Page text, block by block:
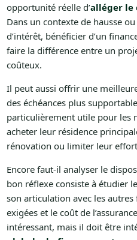
opportunité réelle d’alléger le
Dans un contexte de hausse
d’intérêt, bénéficier d’un
faire la différence entre un
coûteux.
Il peut aussi offrir une
des échéances plus
particulièrement utile pour les
acheter leur résidence
rénovation ou limiter leur effort
Encore faut-il analyser le
bon réflexe consiste à étudier
son articulation avec les
exigées et le coût de
intéressant, mais il doit être